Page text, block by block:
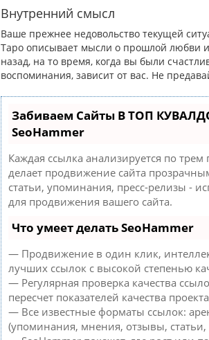
Внутренний смысл
Ваше прежнее недовольство текущей
Таро описывает мысли о прошлой любви
назад, на то время, когда вы были
воспоминания, зависит от вас. Не
Забиваем Сайты В ТОП
SeoHammer
Каждая ссылка анализируется по
делает продвижение сайта
статьи, упоминания, пресс-релизы -
для продвижения вашего сайта.
Что умеет делать SeoHammer
— Продвижение в один клик,
лучших ссылок с высокой степенью
— Регулярная проверка качества
пересчет показателей качества
— Все известные форматы ссылок:
(упоминания, мнения, отзывы, статьи,